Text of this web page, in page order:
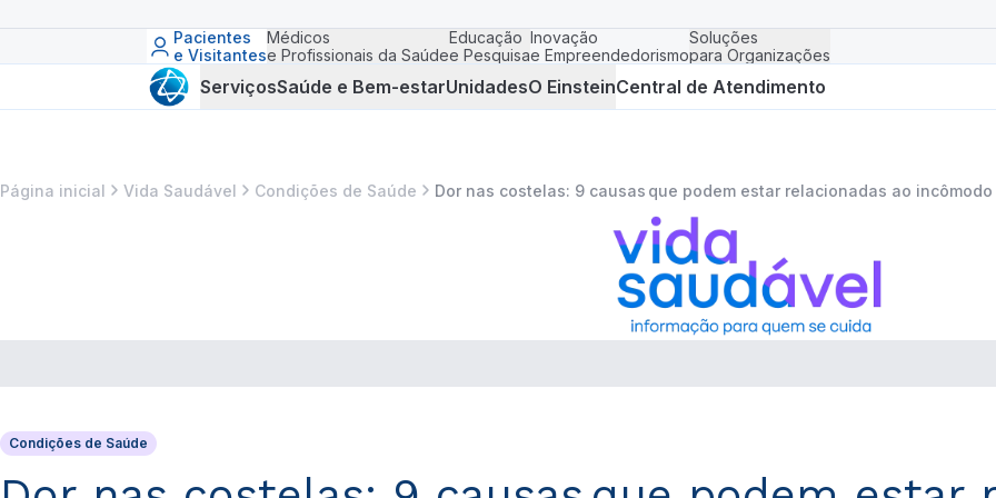
Pacientes
e Visitantes
Médicos
e Profissionais da Saúde
Educação
e Pesquisa
Inovação
e Empreendedorismo
Soluções
para Organizações
ServiçosSaúde e Bem-estarUnidadesO EinsteinCentral de Atendimento
Página inicial Vida Saudável Condições de Saúde Dor nas costelas: 9 causas que podem estar relacionadas ao incômodo
Condições de Saúde